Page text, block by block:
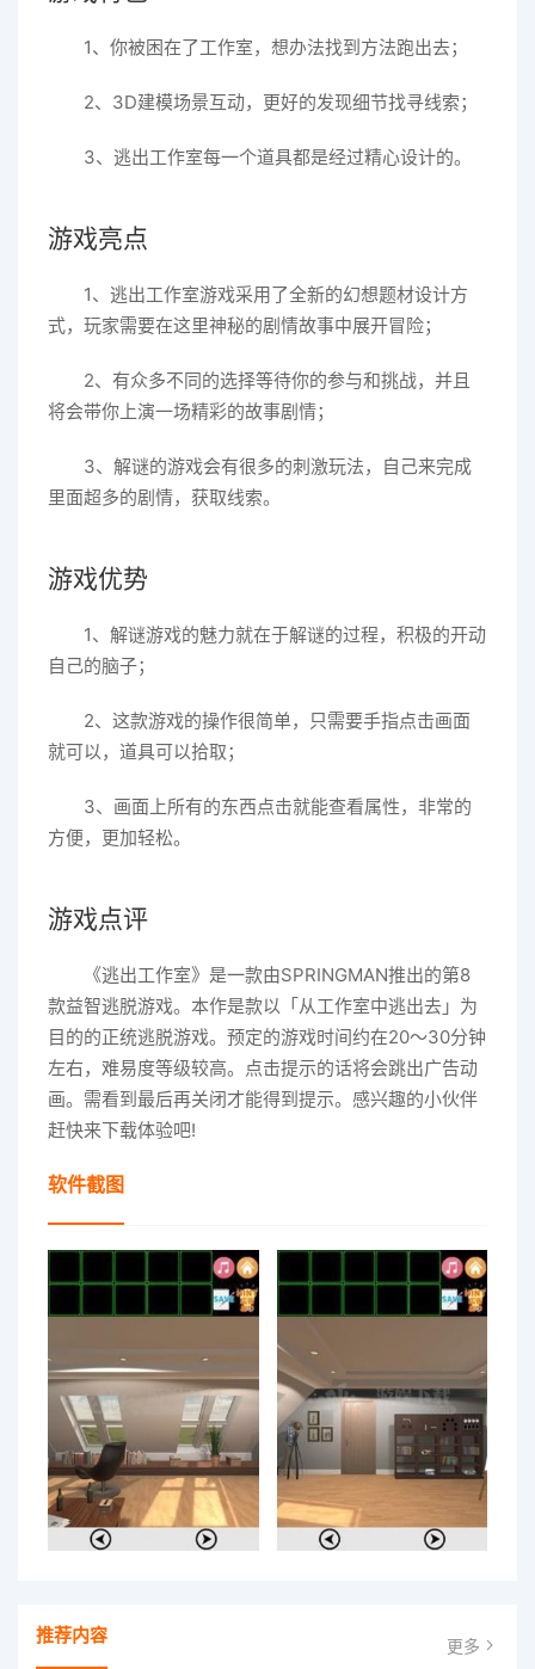
1、你被困在了工作室，想办法找到方法跑出去；
2、3D建模场景互动，更好的发现细节找寻线索；
3、逃出工作室每一个道具都是经过精心设计的。
游戏亮点
1、逃出工作室游戏采用了全新的幻想题材设计方
式，玩家需要在这里神秘的剧情故事中展开冒险；
2、有众多不同的选择等待你的参与和挑战，并且
将会带你上演一场精彩的故事剧情；
3、解谜的游戏会有很多的刺激玩法，自己来完成
里面超多的剧情，获取线索。
游戏优势
1、解谜游戏的魅力就在于解谜的过程，积极的开动
自己的脑子；
2、这款游戏的操作很简单，只需要手指点击画面
就可以，道具可以拾取；
3、画面上所有的东西点击就能查看属性，非常的
方便，更加轻松。
游戏点评
《逃出工作室》是一款由SPRINGMAN推出的第8
款益智逃脱游戏。本作是款以「从工作室中逃出去」为
目的的正统逃脱游戏。预定的游戏时间约在20～30分钟
左右，难易度等级较高。点击提示的话将会跳出广告动
画。需看到最后再关闭才能得到提示。感兴趣的小伙伴
赶快来下载体验吧!
软件截图
推荐内容 更多